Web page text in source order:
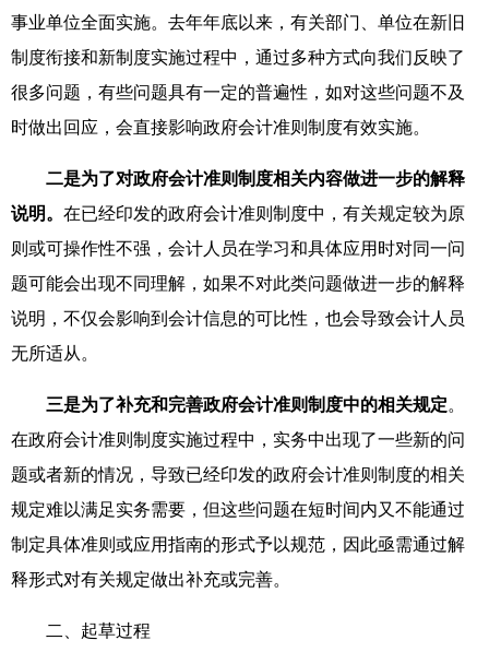
事业单位全面实施。去年年底以来，有关部门、单位在新旧
制度衔接和新制度实施过程中，通过多种方式向我们反映了
很多问题，有些问题具有一定的普遍性，如对这些问题不及
时做出回应，会直接影响政府会计准则制度有效实施。
二是为了对政府会计准则制度相关内容做进一步的解释
说明。 在已经印发的政府会计准则制度中，有关规定较为原
则或可操作性不强，会计人员在学习和具体应用时对同一问
题可能会出现不同理解，如果不对此类问题做进一步的解释
说明，不仅会影响到会计信息的可比性，也会导致会计人员
无所适从。
三是为了补充和完善政府会计准则制度中的相关规定。
在政府会计准则制度实施过程中，实务中出现了一些新的问
题或者新的情况，导致已经印发的政府会计准则制度的相关
规定难以满足实务需要，但这些问题在短时间内又不能通过
制定具体准则或应用指南的形式予以规范，因此亟需通过解
释形式对有关规定做出补充或完善。
二、起草过程